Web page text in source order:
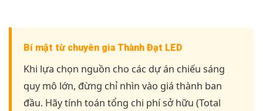
Bí mật từ chuyên gia Thành Đạt LED
Khi lựa chọn nguồn cho các dự án chiếu sáng
quy mô lớn, đừng chỉ nhìn vào giá thành ban
đầu. Hãy tính toán tổng chi phí sở hữu (Total